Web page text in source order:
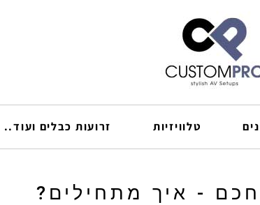
טלוויזיות זרועות כבלים ועוד..
- איך מתחילים?